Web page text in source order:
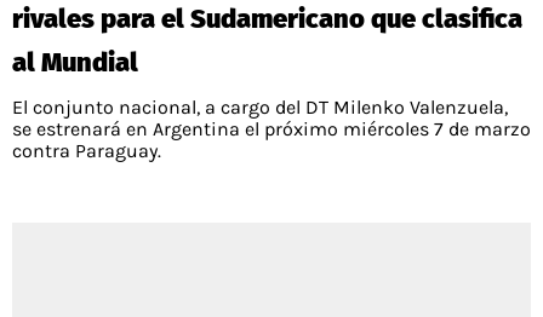
rivales para el Sudamericano que clasifica
al Mundial
El conjunto nacional, a cargo del DT Milenko Valenzuela,
se estrenará en Argentina el próximo miércoles 7 de marzo
contra Paraguay.